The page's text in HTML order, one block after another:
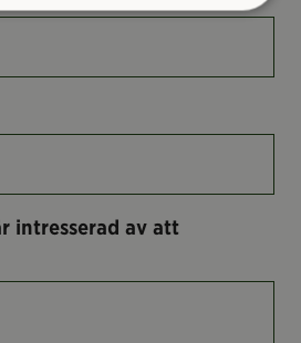
intresserad av att